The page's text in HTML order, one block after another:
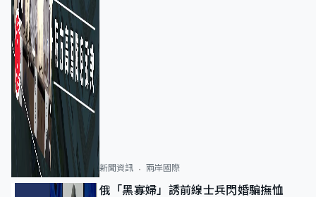
新聞資訊 兩岸國際
俄「黑寡婦」誘前線士兵閃婚騙撫恤